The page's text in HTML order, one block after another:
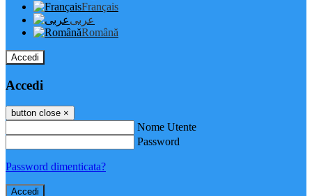
Français
عربى
Română
Accedi
Accedi
button close ×
Nome Utente
Password
Password dimenticata?